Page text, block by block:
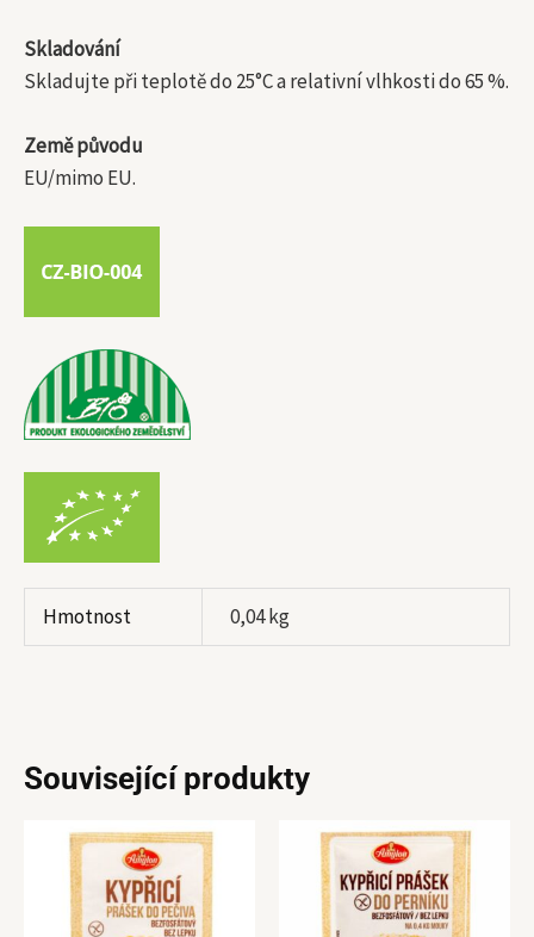
Skladování
Skladujte při teplotě do 25°C a relativní vlhkosti do 65 %.
Země původu
EU/mimo EU.
Hmotnost 0,04 kg
Související produkty